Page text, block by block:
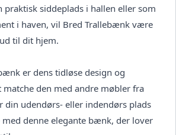
praktisk siddeplads i hallen eller som
i haven, vil Bred Trallebænk være
til dit hjem.
er dens tidløse design og
den med andre møbler fra
din udendørs- eller indendørs plads
denne elegante bænk, der lover